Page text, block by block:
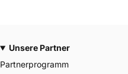
Unsere Partner
Partnerprogramm